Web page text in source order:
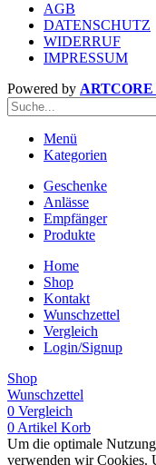
AGB
DATENSCHUTZ
WIDERRUF
IMPRESSUM
Powered by ARTCORE
Menü
Kategorien
Geschenke
Anlässe
Empfänger
Produkte
Home
Shop
Kontakt
Wunschzettel
Vergleich
Login/Signup
Shop
Wunschzettel
0 Vergleich
0Artikel Korb
Um die optimale
verwenden wir Cookies.